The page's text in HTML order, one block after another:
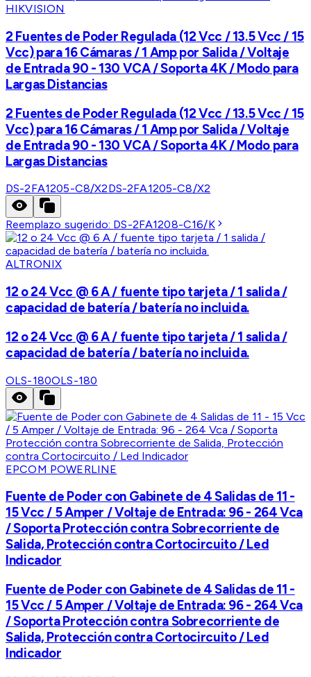
HIKVISION
2 Fuentes de Poder Regulada (12 Vcc / 13.5 Vcc / 15
Vcc) para 16 Cámaras / 1 Amp por Salida / Voltaje
de Entrada 90 - 130 VCA / Soporta 4K / Modo para
Largas Distancias
2 Fuentes de Poder Regulada (12 Vcc / 13.5 Vcc / 15
Vcc) para 16 Cámaras / 1 Amp por Salida / Voltaje
de Entrada 90 - 130 VCA / Soporta 4K / Modo para
Largas Distancias
DS-2FA1205-C8/X2DS-2FA1205-C8/X2
Reemplazo sugerido: DS-2FA1208-C16/K
ALTRONIX
12 o 24 Vcc @ 6 A / fuente tipo tarjeta / 1 salida /
capacidad de batería / batería no incluida.
12 o 24 Vcc @ 6 A / fuente tipo tarjeta / 1 salida /
capacidad de batería / batería no incluida.
OLS-180OLS-180
EPCOM POWERLINE
Fuente de Poder con Gabinete de 4 Salidas de 11 -
15 Vcc / 5 Amper / Voltaje de Entrada: 96 - 264 Vca
/ Soporta Protección contra Sobrecorriente de
Salida, Protección contra Cortocircuito / Led
Indicador
Fuente de Poder con Gabinete de 4 Salidas de 11 -
15 Vcc / 5 Amper / Voltaje de Entrada: 96 - 264 Vca
/ Soporta Protección contra Sobrecorriente de
Salida, Protección contra Cortocircuito / Led
Indicador